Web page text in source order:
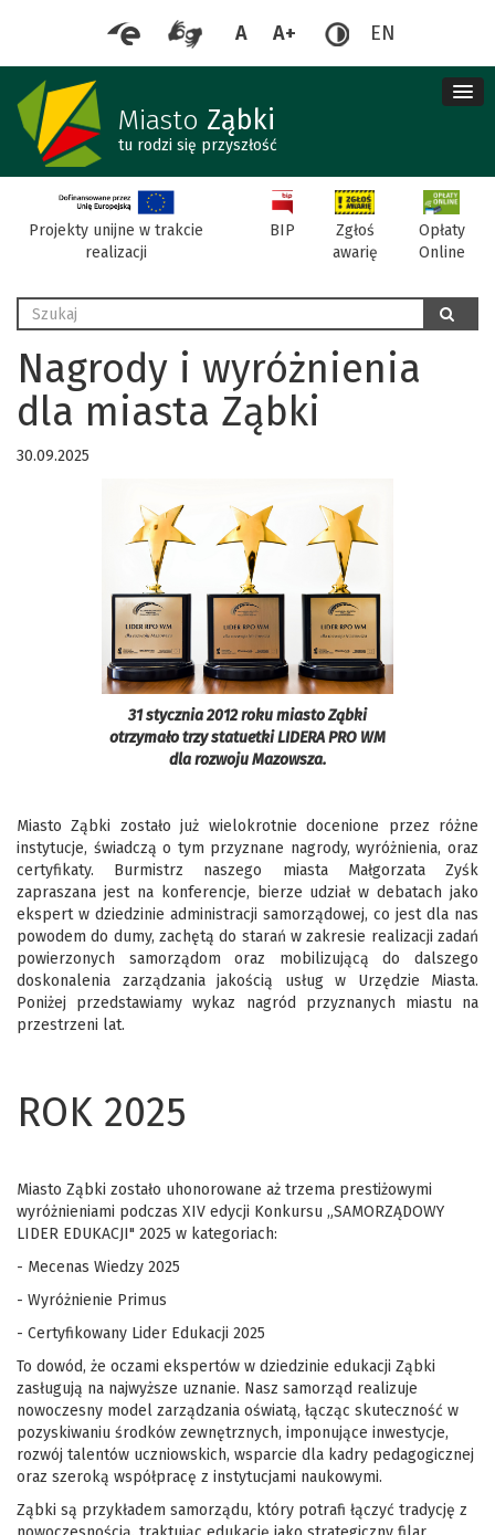
A A+ EN
Miasto Ząbki
tu rodzi się przyszłość
Projekty unijne w trakcie
realizacji
BIP
Zgłoś
awarię
Opłaty
Online
Wyszukaj szukaj
Nagrody i wyróżnienia
dla miasta Ząbki
30.09.2025
31 stycznia 2012 roku miasto Ząbki
otrzymało trzy statuetki LIDERA PRO WM
dla rozwoju Mazowsza.
Miasto Ząbki zostało już wielokrotnie docenione przez różne
instytucje, świadczą o tym przyznane nagrody, wyróżnienia, oraz
certyfikaty. Burmistrz naszego miasta Małgorzata Zyśk
zapraszana jest na konferencje, bierze udział w debatach jako
ekspert w dziedzinie administracji samorządowej, co jest dla nas
powodem do dumy, zachętą do starań w zakresie realizacji zadań
powierzonych samorządom oraz mobilizującą do dalszego
doskonalenia zarządzania jakością usług w Urzędzie Miasta.
Poniżej przedstawiamy wykaz nagród przyznanych miastu na
przestrzeni lat.
ROK 2025
Miasto Ząbki zostało uhonorowane aż trzema prestiżowymi
wyróżnieniami podczas XIV edycji Konkursu „SAMORZĄDOWY
LIDER EDUKACJI" 2025 w kategoriach:
- Mecenas Wiedzy 2025
- Wyróżnienie Primus
- Certyfikowany Lider Edukacji 2025
To dowód, że oczami ekspertów w dziedzinie edukacji Ząbki
zasługują na najwyższe uznanie. Nasz samorząd realizuje
nowoczesny model zarządzania oświatą, łącząc skuteczność w
pozyskiwaniu środków zewnętrznych, imponujące inwestycje,
rozwój talentów uczniowskich, wsparcie dla kadry pedagogicznej
oraz szeroką współpracę z instytucjami naukowymi.
Ząbki są przykładem samorządu, który potrafi łączyć tradycję z